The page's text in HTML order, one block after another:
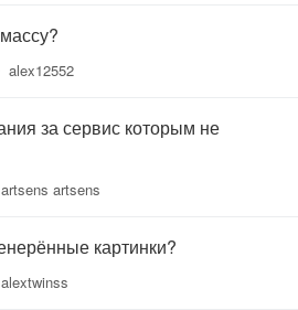
alex12552
за сервис которым не
artsens artsens
картинки?
alextwinss